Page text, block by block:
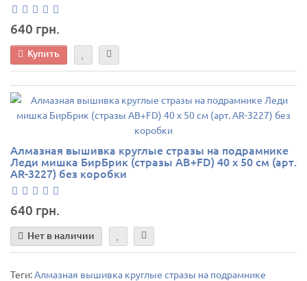
640 грн.
Купить
Алмазная вышивка круглые стразы на подрамнике
Леди мишка БирБрик (стразы AB+FD) 40 х 50 см (арт.
AR-3227) без коробки
640 грн.
Нет в наличии
Теги:Алмазная вышивка круглые стразы на подрамнике